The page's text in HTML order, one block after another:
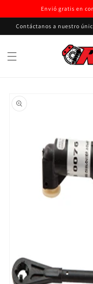
directamente
al contenido
Envió gratis en
Contáctanos a nuestro
a la
información